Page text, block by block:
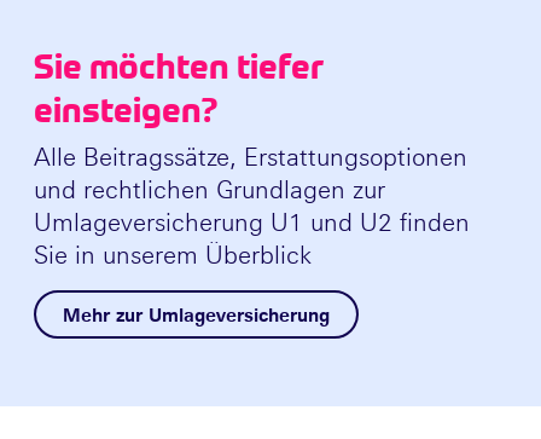
Sie möchten tiefer
einsteigen?
Alle Beitragssätze, Erstattungsoptionen
und rechtlichen Grundlagen zur
Umlageversicherung U1 und U2 finden
Sie in unserem Überblick
Mehr zur Umlageversicherung